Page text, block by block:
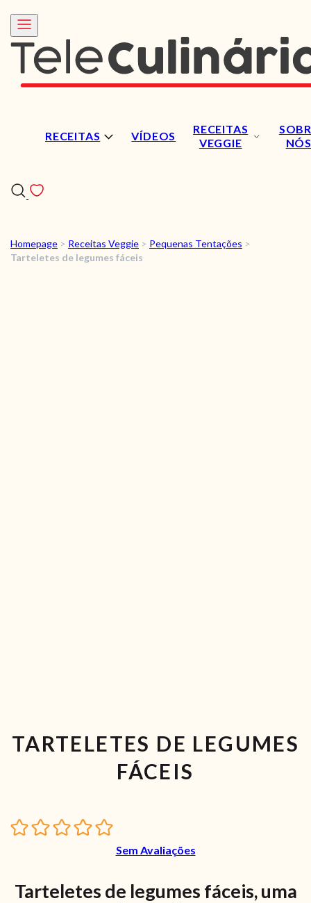
RECEITAS VÍDEOS
RECEITAS
VEGGIE
NÓS
RECEITAS
Homepage > Receitas Veggie > Pequenas Tentações >
Tarteletes de legumes fáceis
TARTELETES DE LEGUMES
FÁCEIS
Sem Avaliações
Tarteletes de legumes fáceis, uma